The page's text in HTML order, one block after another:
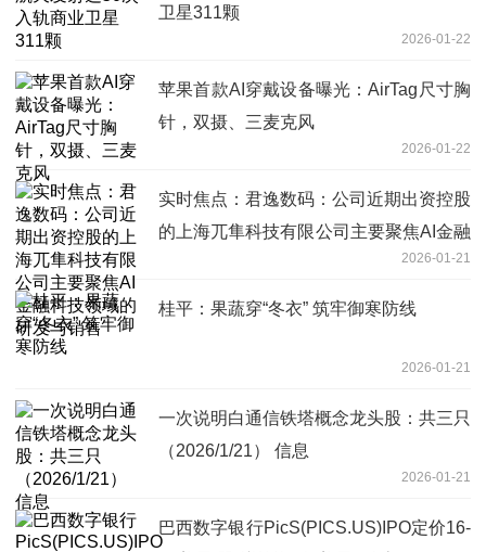
卫星311颗
2026-01-22
苹果首款AI穿戴设备曝光：AirTag尺寸胸
针，双摄、三麦克风
2026-01-22
实时焦点：君逸数码：公司近期出资控股
的上海兀隼科技有限公司主要聚焦AI金融
2026-01-21
桂平：果蔬穿“冬衣” 筑牢御寒防线
2026-01-21
一次说明白通信铁塔概念龙头股：共三只
（2026/1/21） 信息
2026-01-21
巴西数字银行PicS(PICS.US)IPO定价16-